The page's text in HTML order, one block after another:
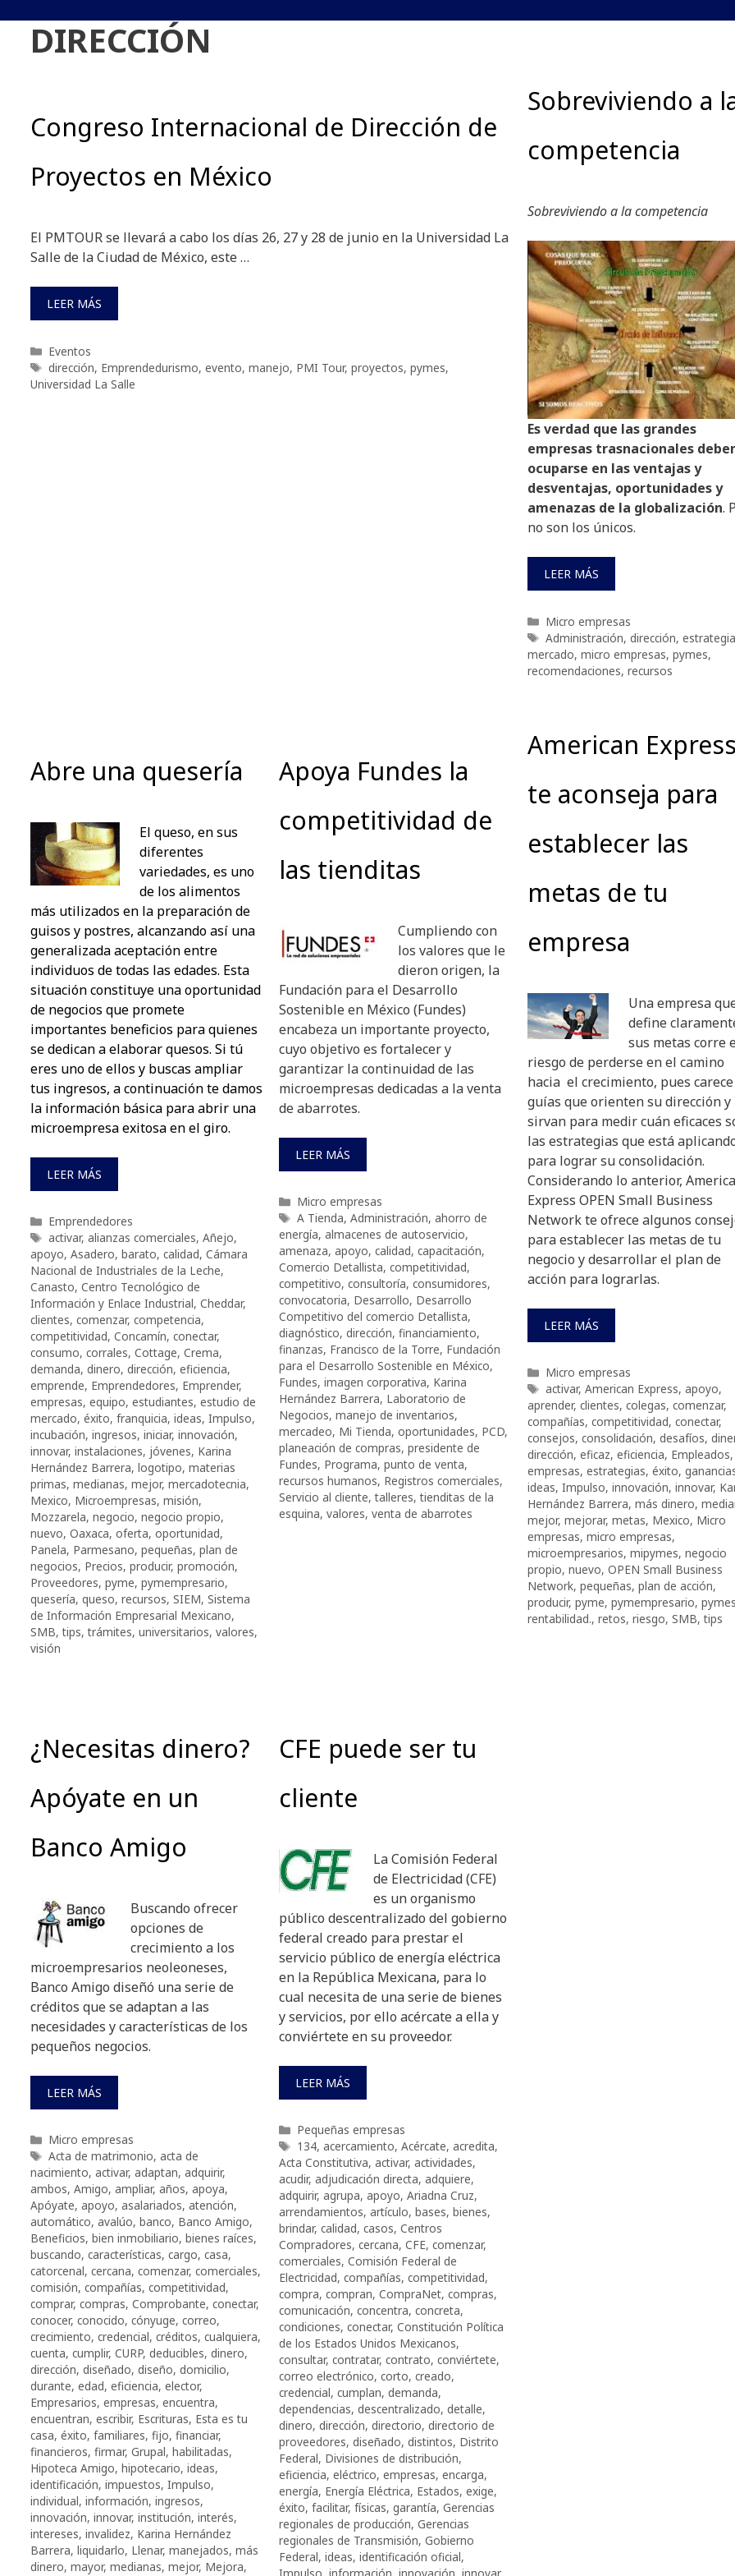
DIRECCIÓN
Congreso Internacional de Dirección de
Proyectos en México
El PMTOUR se llevará a cabo los días 26, 27 y 28 de junio en la Universidad La
Salle de la Ciudad de México, este …
LEER MÁS
Categorías
Eventos
Etiquetas
dirección, Emprendedurismo, evento, manejo, PMI Tour, proyectos, pymes,
Universidad La Salle
Sobreviviendo a
competencia
Sobreviviendo a la competencia
Es verdad que las grandes
empresas trasnacionales
ocuparse en las ventajas y
desventajas, oportunidades y
amenazas de la globalización.
no son los únicos.
LEER MÁS
Categorías
Micro empresas
Etiquetas
Administración, dirección,
mercado, micro empresas, pymes,
recomendaciones, recursos
Abre una quesería
El queso, en sus
diferentes
variedades, es uno
de los alimentos
más utilizados en la preparación de
guisos y postres, alcanzando así una
generalizada aceptación entre
individuos de todas las edades. Esta
situación constituye una oportunidad
de negocios que promete
importantes beneficios para quienes
se dedican a elaborar quesos. Si tú
eres uno de ellos y buscas ampliar
tus ingresos, a continuación te damos
la información básica para abrir una
microempresa exitosa en el giro.
LEER MÁS
Categorías
Emprendedores
Etiquetas
activar, alianzas comerciales, Añejo,
apoyo, Asadero, barato, calidad, Cámara
Nacional de Industriales de la Leche,
Canasto, Centro Tecnológico de
Información y Enlace Industrial, Cheddar,
clientes, comenzar, competencia,
competitividad, Concamín, conectar,
consumo, corrales, Cottage, Crema,
demanda, dinero, dirección, eficiencia,
emprende, Emprendedores, Emprender,
empresas, equipo, estudiantes, estudio de
mercado, éxito, franquicia, ideas, Impulso,
incubación, ingresos, iniciar, innovación,
innovar, instalaciones, jóvenes, Karina
Hernández Barrera, logotipo, materias
primas, medianas, mejor, mercadotecnia,
Mexico, Microempresas, misión,
Mozzarela, negocio, negocio propio,
nuevo, Oaxaca, oferta, oportunidad,
Panela, Parmesano, pequeñas, plan de
negocios, Precios, producir, promoción,
Proveedores, pyme, pymempresario,
quesería, queso, recursos, SIEM, Sistema
de Información Empresarial Mexicano,
SMB,tips,trámites, universitarios, valores,
visión
Apoya Fundes la
competitividad de
las tienditas
Cumpliendo con
los valores que le
dieron origen, la
Fundación para el Desarrollo
Sostenible en México (Fundes)
encabeza un importante proyecto,
cuyo objetivo es fortalecer y
garantizar la continuidad de las
microempresas dedicadas a la venta
de abarrotes.
LEER MÁS
Categorías
Micro empresas
Etiquetas
A Tienda, Administración, ahorro de
energía, almacenes de autoservicio,
amenaza, apoyo, calidad, capacitación,
Comercio Detallista, competitividad,
competitivo, consultoría, consumidores,
convocatoria, Desarrollo, Desarrollo
Competitivo del comercio Detallista,
diagnóstico, dirección, financiamiento,
finanzas, Francisco de la Torre, Fundación
para el Desarrollo Sostenible en México,
Fundes, imagen corporativa, Karina
Hernández Barrera, Laboratorio de
Negocios, manejo de inventarios,
mercadeo, Mi Tienda, oportunidades, PCD,
planeación de compras, presidente de
Fundes, Programa, punto de venta,
recursos humanos, Registros comerciales,
Servicio al cliente,talleres,tienditas de la
esquina, valores, venta de abarrotes
American Express
te aconseja para
establecer las
metas de tu
empresa
Una empresa
define
sus metas corre
riesgo de perderse en el camino
hacia el crecimiento, pues
guías que orienten su dirección y
sirvan para medir cuán eficaces
las estrategias que está
para lograr su consolidación.
Considerando lo anterior,
Express OPEN Small Business
Network te ofrece algunos
para establecer las metas de tu
negocio y desarrollar el plan de
acción para lograrlas.
LEER MÁS
Categorías
Micro empresas
Etiquetas
activar, American Express, apoyo,
aprender, clientes, colegas, comenzar,
compañías, competitividad, conectar,
consejos, consolidación, desafíos,
dirección, eficaz, eficiencia, Empleados,
empresas, estrategias, éxito,
ideas, Impulso, innovación, innovar,
Hernández Barrera, más dinero,
mejor, mejorar, metas, Mexico, Micro
empresas, micro empresas,
microempresarios, mipymes, negocio
propio, nuevo, OPEN Small Business
Network, pequeñas, plan de acción,
producir, pyme, pymempresario, pymes
rentabilidad., retos, riesgo, SMB,tips
¿Necesitas dinero?
Apóyate en un
Banco Amigo
Buscando ofrecer
opciones de
crecimiento a los
microempresarios neoleoneses,
Banco Amigo diseñó una serie de
créditos que se adaptan a las
necesidades y características de los
pequeños negocios.
LEER MÁS
Categorías
Micro empresas
Etiquetas
Acta de matrimonio, acta de
nacimiento, activar, adaptan, adquirir,
ambos, Amigo, ampliar, años, apoya,
Apóyate, apoyo, asalariados, atención,
automático, avalúo, banco, Banco Amigo,
Beneficios, bien inmobiliario, bienes raíces,
buscando, características, cargo, casa,
catorcenal, cercana, comenzar, comerciales,
comisión, compañías, competitividad,
comprar, compras, Comprobante, conectar,
conocer, conocido, cónyuge, correo,
crecimiento, credencial, créditos, cualquiera,
cuenta, cumplir, CURP, deducibles, dinero,
dirección, diseñado, diseño, domicilio,
durante, edad, eficiencia, elector,
Empresarios, empresas, encuentra,
encuentran, escribir, Escrituras, Esta es tu
casa, éxito, familiares, fijo, financiar,
financieros, firmar, Grupal, habilitadas,
Hipoteca Amigo, hipotecario, ideas,
identificación, impuestos, Impulso,
individual, información, ingresos,
innovación, innovar, institución, interés,
intereses, invalidez, Karina Hernández
Barrera, liquidarlo, Llenar, manejados, más
dinero, mayor, medianas, mejor, Mejora,
CFE puede ser tu
cliente
La Comisión Federal
de Electricidad (CFE)
es un organismo
público descentralizado del gobierno
federal creado para prestar el
servicio público de energía eléctrica
en la República Mexicana, para lo
cual necesita de una serie de bienes
y servicios, por ello acércate a ella y
conviértete en su proveedor.
LEER MÁS
Categorías
Pequeñas empresas
Etiquetas
134, acercamiento, Acércate, acredita,
Acta Constitutiva, activar, actividades,
acudir, adjudicación directa, adquiere,
adquirir, agrupa, apoyo, Ariadna Cruz,
arrendamientos, artículo, bases, bienes,
brindar, calidad, casos, Centros
Compradores, cercana, CFE, comenzar,
comerciales, Comisión Federal de
Electricidad, compañías, competitividad,
compra, compran, CompraNet, compras,
comunicación, concentra, concreta,
condiciones, conectar, Constitución Política
de los Estados Unidos Mexicanos,
consultar, contratar, contrato, conviértete,
correo electrónico, corto, creado,
credencial, cumplan, demanda,
dependencias, descentralizado, detalle,
dinero, dirección, directorio, directorio de
proveedores, diseñado, distintos, Distrito
Federal, Divisiones de distribución,
eficiencia, eléctrico, empresas, encarga,
energía, Energía Eléctrica, Estados, exige,
éxito, facilitar, físicas, garantía, Gerencias
regionales de producción, Gerencias
regionales de Transmisión, Gobierno
Federal, ideas, identificación oficial,